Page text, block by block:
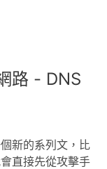
路 - DNS
新的系列文，比
直接先從攻擊手